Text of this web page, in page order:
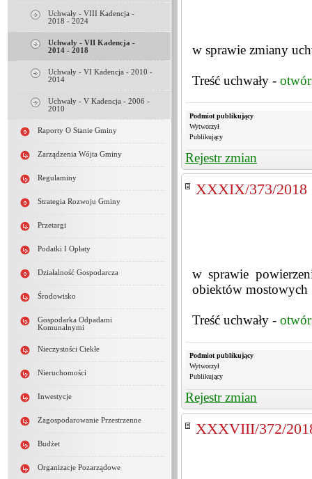
Uchwały - VIII Kadencja -
2018 - 2024
Uchwały - VII Kadencja -
2014 - 2018
Uchwały - VI Kadencja - 2010 -
2014
Uchwały - V Kadencja - 2006 -
2010
Raporty O Stanie Gminy
Zarządzenia Wójta Gminy
Regulaminy
Strategia Rozwoju Gminy
Przetargi
Podatki I Opłaty
Działalność Gospodarcza
Środowisko
Gospodarka Odpadami
Komunalnymi
Nieczystości Ciekłe
Nieruchomości
Inwestycje
Zagospodarowanie Przestrzenne
Budżet
Organizacje Pozarządowe
w sprawie zmiany
Treść uchwały -
Podmiot publikujący
Wytworzył
Publikujący
Rejestr zmian
XXXIX/373/2018
w sprawie
obiektów mostowych
Treść uchwały -
Podmiot publikujący
Wytworzył
Publikujący
Rejestr zmian
XXXVIII/372/